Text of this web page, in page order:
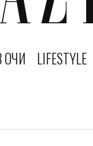
ОЧИ LIFESTYLE